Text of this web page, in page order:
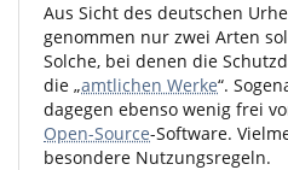
Aus Sicht des deutschen
genommen nur zwei Arten
Solche, bei denen die
die „amtlichen Werke“.
dagegen ebenso wenig frei
Open-Source-Software.
besondere Nutzungsregeln.